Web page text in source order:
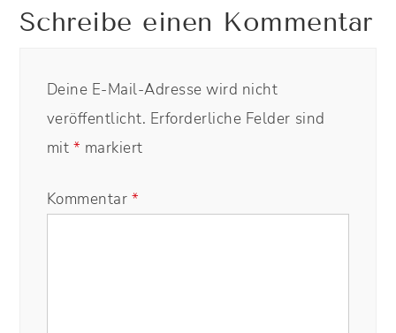
Schreibe einen Kommentar
Deine E-Mail-Adresse wird nicht
veröffentlicht. Erforderliche Felder sind
mit * markiert
Kommentar *